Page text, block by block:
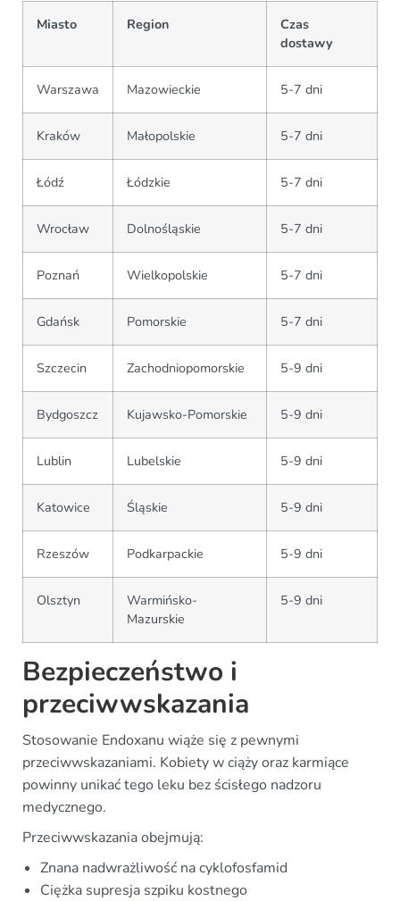
Miasto Region
Czas
dostawy
Warszawa Mazowieckie 5-7 dni
Kraków Małopolskie 5-7 dni
Łódź Łódzkie 5-7 dni
Wrocław Dolnośląskie 5-7 dni
Poznań Wielkopolskie 5-7 dni
Gdańsk Pomorskie 5-7 dni
Szczecin Zachodniopomorskie 5-9 dni
Bydgoszcz Kujawsko-Pomorskie 5-9 dni
Lublin Lubelskie 5-9 dni
Katowice Śląskie 5-9 dni
Rzeszów Podkarpackie 5-9 dni
Olsztyn
Warmińsko-
Mazurskie
5-9 dni
Bezpieczeństwo i
przeciwwskazania
Stosowanie Endoxanu wiąże się z pewnymi
przeciwwskazaniami. Kobiety w ciąży oraz karmiące
powinny unikać tego leku bez ścisłego nadzoru
medycznego.
Przeciwwskazania obejmują:
Znana nadwrażliwość na cyklofosfamid
Ciężka supresja szpiku kostnego